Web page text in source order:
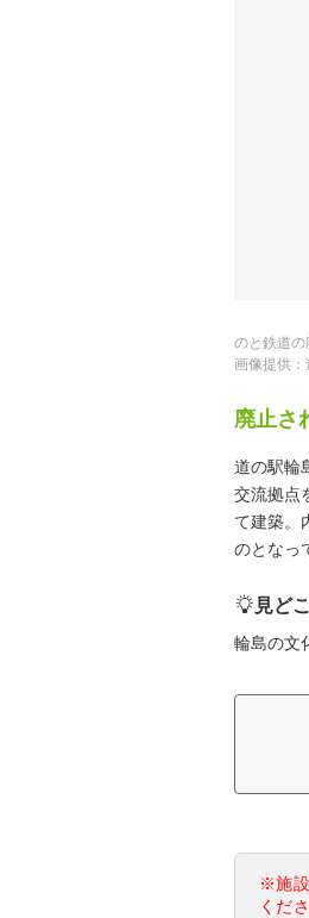
のと鉄道
画像提供
廃止さ
道の駅輪
交流拠点
て建築。
のとなっ
見ど
輪島の文
※施
くだ